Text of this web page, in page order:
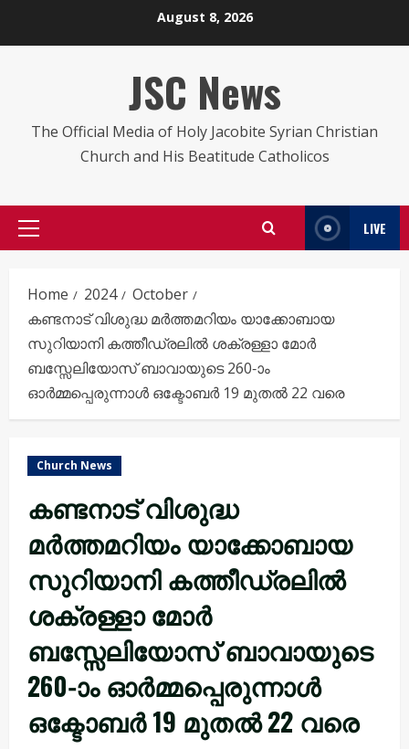
August 8, 2026
JSC News
The Official Media of Holy Jacobite Syrian Christian
Church and His Beatitude Catholicos
Primary
LIVE
Home 2024
October
കണ്ടനാട് വിശുദ്ധ മർത്തമറിയം യാക്കോബായ
സുറിയാനി കത്തീഡ്രലിൽ ശക്രള്ളാ മോർ
ബസ്സേലിയോസ് ബാവായുടെ 260-ാം
ഓർമ്മപ്പെരുന്നാൾ ഒക്ടോബർ 19 മുതൽ 22 വരെ
Church News
കണ്ടനാട് വിശുദ്ധ
മർത്തമറിയം യാക്കോബായ
സുറിയാനി കത്തീഡ്രലിൽ
ശക്രള്ളാ മോർ
ബസ്സേലിയോസ് ബാവായുടെ
260-ാം ഓർമ്മപ്പെരുന്നാൾ
ഒക്ടോബർ 19 മുതൽ 22 വരെ